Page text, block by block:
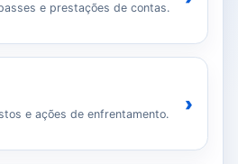
e prestações de contas.
e ações de enfrentamento. ›